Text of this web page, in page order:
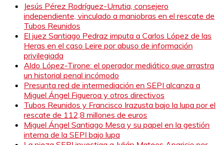
Jesús Pérez Rodríguez-Urrutia, consejero
independiente, vinculado a maniobras en el rescate de
Tubos Reunidos
El juez Santiago Pedraz imputa a Carlos López de las
Heras en el caso Leire por abuso de información
privilegiada
Aldo López-Tirone: el operador mediático que arrastra
un historial penal incómodo
Presunta red de intermediación en SEPI alcanza a
Miguel Ángel Figueroa y otros directivos
Tubos Reunidos y Francisco Irazusta bajo la lupa por el
rescate de 112,8 millones de euros
Miguel Ángel Santiago Mesa y su papel en la gestión
interna de la SEPI bajo lupa